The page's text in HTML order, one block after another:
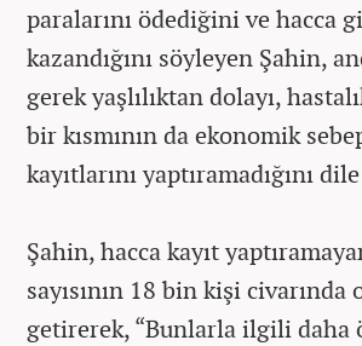
paralarını ödediğini ve hacca
kazandığını söyleyen Şahin,
gerek yaşlılıktan dolayı,
bir kısmının da ekonomik
kayıtlarını yaptıramadığını
Şahin, hacca kayıt
sayısının 18 bin kişi
getirerek, “Bunlarla ilgili daha